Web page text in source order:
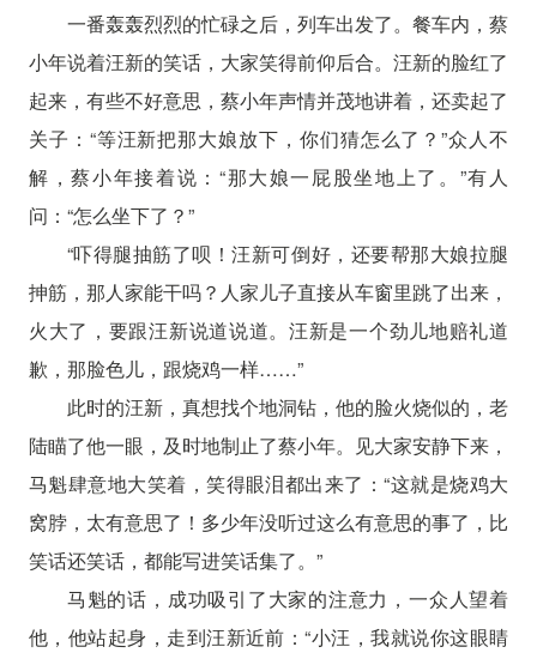
一番轰轰烈烈的忙碌之后，列车出发了。餐车内，蔡
小年说着汪新的笑话，大家笑得前仰后合。汪新的脸红了
起来，有些不好意思，蔡小年声情并茂地讲着，还卖起了
关子：“等汪新把那大娘放下，你们猜怎么了？”众人不
解，蔡小年接着说：“那大娘一屁股坐地上了。”有人
问：“怎么坐下了？”
“吓得腿抽筋了呗！汪新可倒好，还要帮那大娘拉腿
抻筋，那人家能干吗？人家儿子直接从车窗里跳了出来，
火大了，要跟汪新说道说道。汪新是一个劲儿地赔礼道
歉，那脸色儿，跟烧鸡一样……”
此时的汪新，真想找个地洞钻，他的脸火烧似的，老
陆瞄了他一眼，及时地制止了蔡小年。见大家安静下来，
马魁肆意地大笑着，笑得眼泪都出来了：“这就是烧鸡大
窝脖，太有意思了！多少年没听过这么有意思的事了，比
笑话还笑话，都能写进笑话集了。”
马魁的话，成功吸引了大家的注意力，一众人望着
他，他站起身，走到汪新近前：“小汪，我就说你这眼睛